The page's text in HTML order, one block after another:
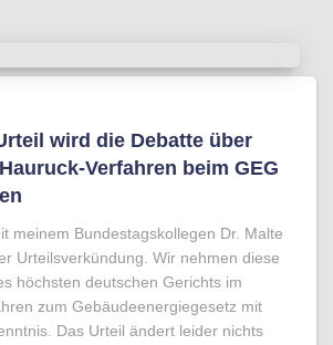
wird die Debatte über
Verfahren beim GEG
meinem Bundestagskollegen Dr. Malte
Urteilsverkündung. Wir nehmen diese
höchsten deutschen Gerichts im
zum Gebäudeenergiegesetz mit
Das Urteil ändert leider nichts